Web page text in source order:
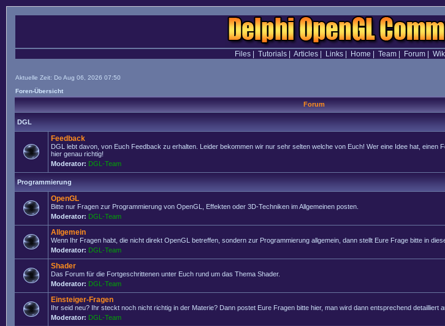
Files| Tutorials| Articles| Links| Home Team| Forum|
Aktuelle Zeit: Do Aug 06, 2026 07:50
Foren-Übersicht
Forum
DGL
Feedback
DGL lebt davon, von Euch Feedback zu erhalten. Leider bekommen wir nur sehr selten welche von Euch! Wer eine Idee hat, einen
hier genau richtig!
Moderator: DGL-Team
Programmierung
OpenGL
Bitte nur Fragen zur Programmierung von OpenGL, Effekten oder 3D-Techniken im Allgemeinen posten.
Moderator: DGL-Team
Allgemein
Wenn Ihr Fragen habt, die nicht direkt OpenGL betreffen, sondern zur Programmierung allgemein, dann stellt Eure Frage bitte in
Moderator: DGL-Team
Shader
Das Forum für die Fortgeschrittenen unter Euch rund um das Thema Shader.
Moderator: DGL-Team
Einsteiger-Fragen
Ihr seid neu? Ihr steckt noch nicht richtig in der Materie? Dann postet Eure Fragen bitte hier, man wird dann entsprechend detailliert
Moderator: DGL-Team